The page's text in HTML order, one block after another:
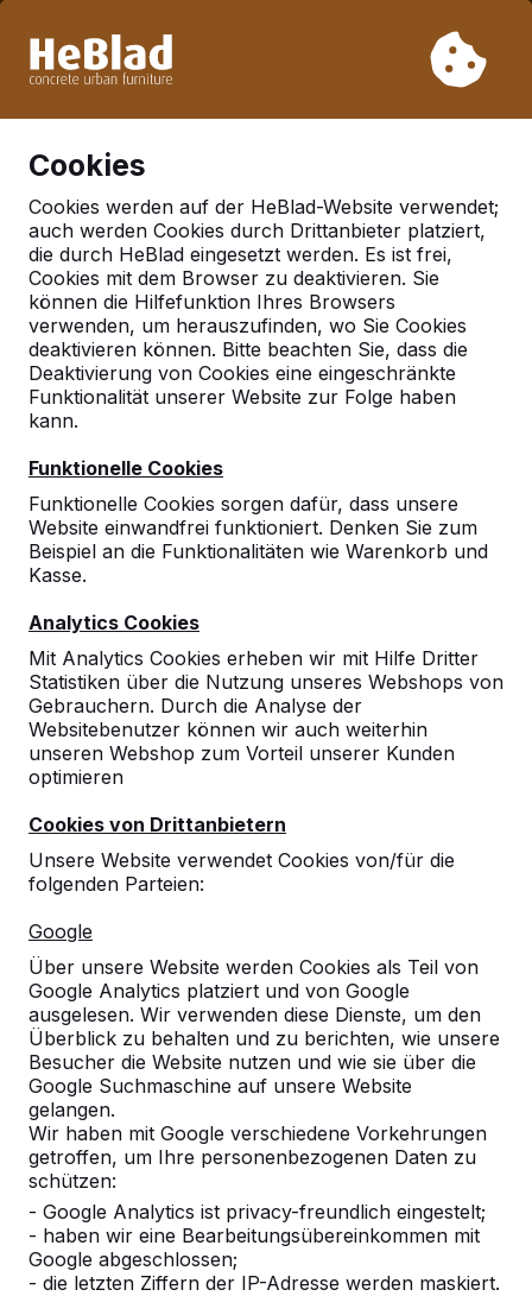
Woche 33 nicht. Bitte berücksichtigen Sie daher längere
Cookies
Cookies werden auf der HeBlad-Website verwendet;
auch werden Cookies durch Drittanbieter platziert,
die durch HeBlad eingesetzt werden. Es ist frei,
Cookies mit dem Browser zu deaktivieren. Sie
können die Hilfefunktion Ihres Browsers
verwenden, um herauszufinden, wo Sie Cookies
deaktivieren können. Bitte beachten Sie, dass die
Deaktivierung von Cookies eine eingeschränkte
Funktionalität unserer Website zur Folge haben
kann.
Funktionelle Cookies
Funktionelle Cookies sorgen dafür, dass unsere
Website einwandfrei funktioniert. Denken Sie zum
Beispiel an die Funktionalitäten wie Warenkorb und
Kasse.
Analytics Cookies
Mit Analytics Cookies erheben wir mit Hilfe Dritter
Statistiken über die Nutzung unseres Webshops von
Gebrauchern. Durch die Analyse der
Websitebenutzer können wir auch weiterhin
unseren Webshop zum Vorteil unserer Kunden
optimieren
Cookies von Drittanbietern
Unsere Website verwendet Cookies von/für die
folgenden Parteien:
Google
Über unsere Website werden Cookies als Teil von
Google Analytics platziert und von Google
ausgelesen. Wir verwenden diese Dienste, um den
Überblick zu behalten und zu berichten, wie unsere
Besucher die Website nutzen und wie sie über die
Google Suchmaschine auf unsere Website
gelangen.
Wir haben mit Google verschiedene Vorkehrungen
getroffen, um Ihre personenbezogenen Daten zu
schützen:
- Google Analytics ist privacy-freundlich eingestelt;
- haben wir eine Bearbeitungsübereinkommen mit
Google abgeschlossen;
- die letzten Ziffern der IP-Adresse werden maskiert.
Deutschland
Referenties in:Hamburg
10
9
Danke die Zustellung hat sehr gut geklappt.
Professioneller und sehr genauer Fahrer !
benötigen, so melde ich mich !
Florian Redlefsen
20-07-2016